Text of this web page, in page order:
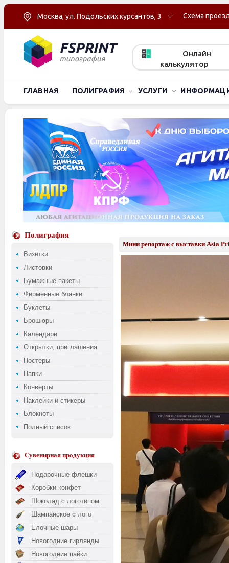
Москва, ул. Подольских курсантов, 3 Схема
Онлайн
калькулятор
ГЛАВНАЯ ПОЛИГРАФИЯ УСЛУГИ
Полиграфия
Визитки
Листовки
Бумажные пакеты
Фирменные бланки
Буклеты
Брошюры
Календари
Открытки, приглашения
Постеры
Папки
Конверты
Наклейки и стикеры
Блокноты
Полный список
Сувенирная продукция
Подарочные флешки
Коробки конфет
Шоколад с логотипом
Шампанское с лого
Ёлочные шары
Новогодние гирлянды
Новогодние пайки
Мини репортаж с выставки Asia